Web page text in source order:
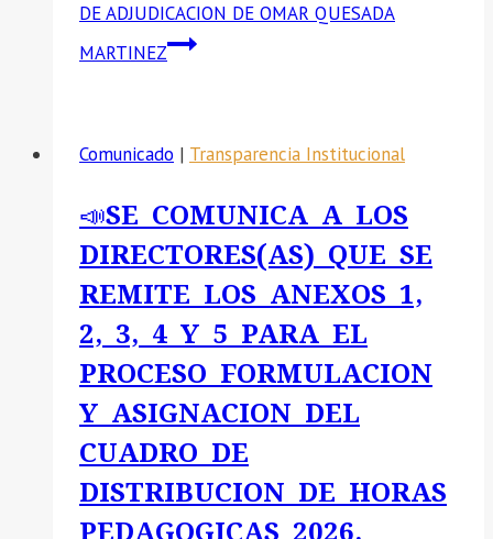
DE ADJUDICACION DE OMAR QUESADA
MARTINEZ
Comunicado | Transparencia Institucional
📣SE COMUNICA A LOS
DIRECTORES(AS) QUE SE
REMITE LOS ANEXOS 1,
2, 3, 4 Y 5 PARA EL
PROCESO FORMULACION
Y ASIGNACION DEL
CUADRO DE
DISTRIBUCION DE HORAS
PEDAGOGICAS 2026.